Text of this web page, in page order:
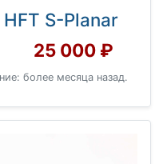
S-Planar
25 000 ₽
более месяца назад.